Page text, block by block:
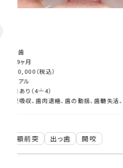
費用
治療に伴うリスク
お悩み別治療 交叉咬合